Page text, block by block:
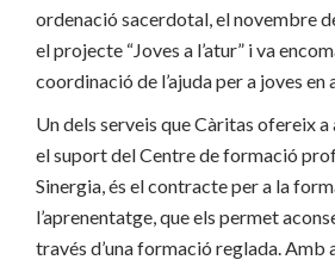
ordenació sacerdotal, el novembre
el projecte “Joves a l’atur” i va
coordinació de l’ajuda per a joves en
Un dels serveis que Càritas ofereix a
el suport del Centre de formació
Sinergia, és el contracte per a la
l’aprenentatge, que els permet
través d’una formació reglada. Amb